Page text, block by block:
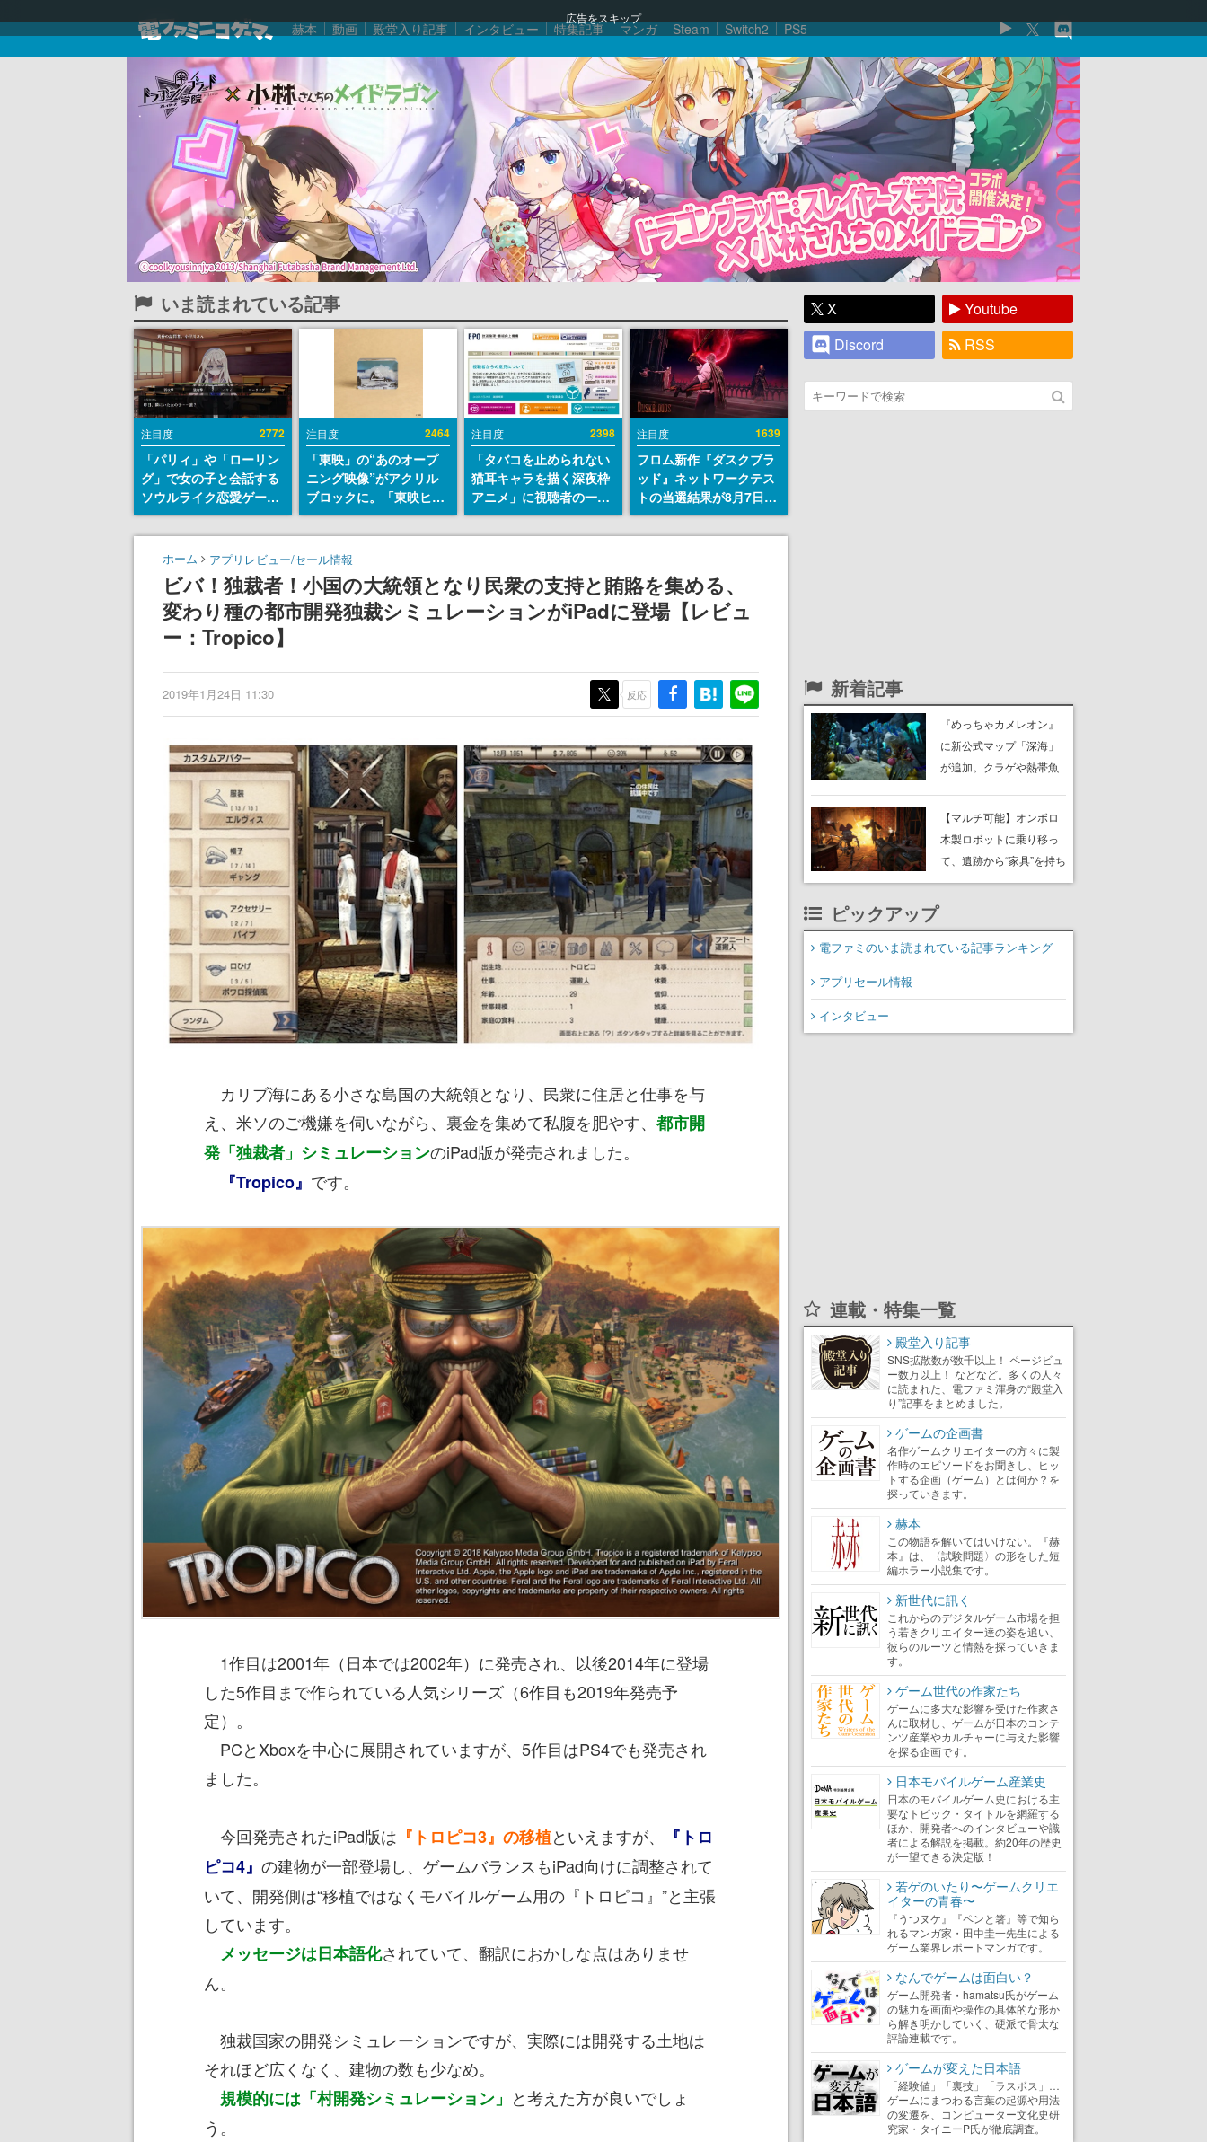
広告をスキップ
赫本 動画 殿堂入り記事 インタビュー 特集記事 マンガ Steam Switch2 PS5
いま読まれている記事
注目度 2772
「パリィ」や「ローリン
グ」で女の子と会話する
ソウルライク恋愛ゲーム
『小早川さんはソウルラ
イク』無料公開。返事に
失敗すると「YOU
DIED」
注目度 2464
「東映」の“あのオープ
ニング映像”がアクリル
ブロックに。「東映ヒス
トリカル グッズコレクシ
ョン」が8月下旬より発
注目度 2398
「タバコを止められない
猫耳キャラを描く深夜枠
アニメ」に視聴者の一部
から批判意見。違法薬物
の使用と思しき描写も含
注目度 1639
フロム新作『ダスクブラ
ッド』ネットワークテス
トの当選結果が8月7日22
時に発表。応募サイトの
マイページから確認可
日～24日
ホーム アプリレビュー/セール情報
ビバ！独裁者！小国の大統領となり民衆の支持と賄賂を集める、
変わり種の都市開発独裁シミュレーションがiPadに登場【レビュ
ー：Tropico】
2019年1月24日 11:30 反応
カリブ海にある小さな島国の大統領となり、民衆に住居と仕事を与
え、米ソのご機嫌を伺いながら、裏金を集めて私腹を肥やす、 都市開
発「独裁者」シミュレーションのiPad版が発売されました。
『Tropico』 です。
1作目は2001年（日本では2002年）に発売され、以後2014年に登場
した5作目まで作られている人気シリーズ（6作目も2019年発売予
定）。
PCとXboxを中心に展開されていますが、5作目はPS4でも発売され
ました。
今回発売されたiPad版は 『トロピコ3』の移植といえますが、
『トロ
ピコ4』 の建物が一部登場し、ゲームバランスもiPad向けに調整されて
いて、開発側は“移植ではなくモバイルゲーム用の『トロピコ』”と主張
しています。
メッセージは日本語化されていて、翻訳におかしな点はありませ
ん。
独裁国家の開発シミュレーションですが、実際には開発する土地は
それほど広くなく、建物の数も少なめ。
規模的には「村開発シミュレーション」 と考えた方が良いでしょ
う。
X
Youtube
Discord
RSS
新着記事
『めっちゃカメレオン』
に新公式マップ「深海」
が追加。クラゲや熱帯魚
や大きな貝も
【マルチ可能】オンボロ
木製ロボットに乗り移っ
て、遺跡から“家具”を持ち
帰るホラーアクションゲ
売。迫る“腐敗”から逃げ延
び、持ち帰った家具で基
ピックアップ
電ファミのいま読まれている記事ランキング
アプリセール情報
インタビュー
連載・特集一覧
殿堂入り記事
SNS拡散数が数千以上！ ページビュ
ー数万以上！ などなど。多くの人々
に読まれた、電ファミ渾身の“殿堂入
り”記事をまとめました。
ゲームの企画書
名作ゲームクリエイターの方々に製
作時のエピソードをお聞きし、ヒッ
トする企画（ゲーム）とは何か？を
探っていきます。
赫本
この物語を解いてはいけない。『赫
本』は、〈試験問題〉の形をした短
編ホラー小説集です。
新世代に訊く
これからのデジタルゲーム市場を担
う若きクリエイター達の姿を追い、
彼らのルーツと情熱を探っていきま
す。
ゲーム世代の作家たち
ゲームに多大な影響を受けた作家さ
んに取材し、ゲームが日本のコンテ
ンツ産業やカルチャーに与えた影響
を探る企画です。
日本モバイルゲーム産業史
日本のモバイルゲーム史における主
要なトピック・タイトルを網羅する
ほか、開発者へのインタビューや識
者による解説を掲載。約20年の歴史
が一望できる決定版！
若ゲのいたり〜ゲームクリエ
イターの青春〜
『うつヌケ』『ペンと箸』等で知ら
れるマンガ家・田中圭一先生による
ゲーム業界レポートマンガです。
なんでゲームは面白い？
ゲーム開発者・hamatsu氏がゲーム
の魅力を画面や操作の具体的な形か
ら解き明かしていく、硬派で骨太な
評論連載です。
ゲームが変えた日本語
「経験値」「裏技」「ラスボス」…
ゲームにまつわる言葉の起源や用法
の変遷を、コンピューター文化史研
究家・タイニーP氏が徹底調査。